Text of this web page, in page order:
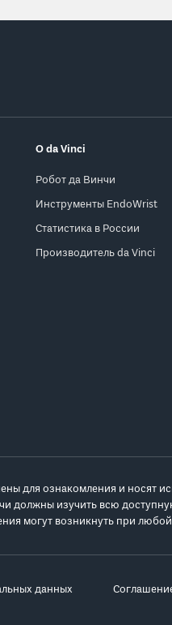
О da Vinci
Робот да Винчи
Инструменты EndoWrist
Статистика в России
Производитель da Vinci
для ознакомления и носят
должны изучить всю
могут возникнуть при
данных